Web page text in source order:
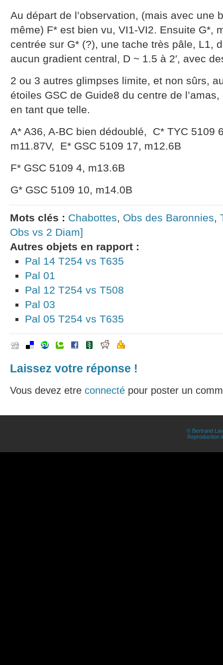
Au départ de l’observation, (mais avec une
même) F* est bien vu, VI1-VI2. Ensuite G*,
centrée sur G* (?), une tache très pâle, L1,
aucun gradient central, D ~ 1.5 à 2′, avec
2 ou 3 autres glimpses limite, et non sûrs,
étoiles GSC de Guide8 du centre de
en tant que telle.
A* A36, A-BC bien dédoublé, C* TYC 5109
m11.87V, E* GSC 5109 17, m12.6B
F* GSC 5109 4, m13.6B
G* GSC 5109 10, m14.0B
Mots clés : Chabottes, Obs des Baronnies,
Obs vs 2 Diam]
Autres objets en rapport :
Pal 14 T254 vs T635
Pal 01
Pal 12 T254 vs T508
Pal 03
Pal 05 T254 vs T635
Laissez votre réponse !
Vous devez etre connecté pour poster un
© Bertrand
Reproduction